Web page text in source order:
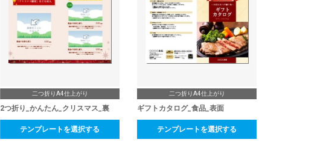
二つ折りA4仕上がり
2つ折り_かんたん_クリスマス_裏
テンプレートを選択する
二つ折りA4仕上がり
ギフトカタログ_食品_表面
テンプレートを選択する